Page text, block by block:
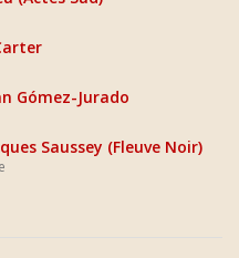
Gómez-Jurado
Saussey (Fleuve Noir)